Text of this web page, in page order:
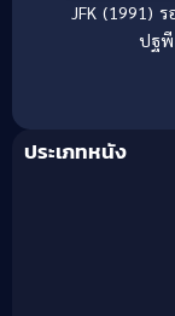
JFK (1991) ร
ปฐพี
ประเภทหนัง